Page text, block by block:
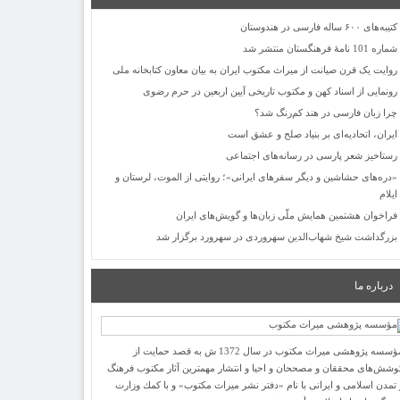
کتیبه‌های ۶۰۰ ساله فارسی در هندوستان
شماره 101 نامۀ فرهنگستان منتشر شد
روایت یک قرن صیانت از میراث مکتوب ایران به بیان معاون کتابخانه ملی
رونمایی از اسناد کهن و مکتوب تاریخی آیین اربعین در حرم رضوی
چرا زبان فارسی در هند کم‌رنگ شد؟
ایران، اتحادیه‌ای بر بنیاد صلح و عشق است
رستاخیز شعر پارسی در رسانه‌های اجتماعی
«دره‌های حشاشین و دیگر سفرهای ایرانی»؛ روایتی از الموت، لرستان و
ایلام
فراخوان هشتمین همایش ملّی زبان‌ها و گویش‌های ایران
بزرگداشت شیخ شهاب‌الدین سهروردی در سهرورد برگزار شد
درباره ما
مؤسسه پژوهشی میراث مكتوب در سال 1372 ش به قصد حمایت از
محققان و مصححان و احیا و انتشار مهمترین آثار مكتوب فرهنگ
تمدن اسلامی و ایرانی با نام «دفتر نشر میراث مكتوب» و با كمك وزارت